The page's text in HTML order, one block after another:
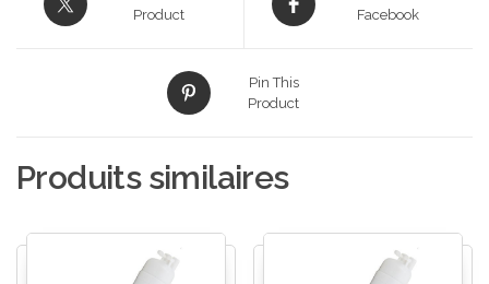
Product
Facebook
Pin This
Product
Produits similaires